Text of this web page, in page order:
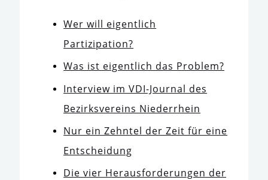
Wer will eigent­lich
Partizipation?
Was ist eigent­lich das Problem?
Interview im VDI-Journal des
Bezirksvereins Niederrhein
Nur ein Zehntel der Zeit für eine
Entscheidung
Die vier Herausforderungen der